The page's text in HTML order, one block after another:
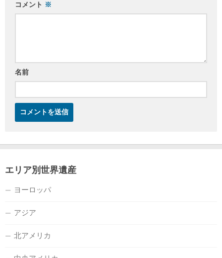
コメント ※
名前
エリア別世界遺産
ヨーロッパ
アジア
北アメリカ